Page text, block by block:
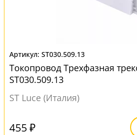
ST030.509.13
Токопровод Трехфазная
ST030.509.13
ST Luce (Италия)
455 ₽